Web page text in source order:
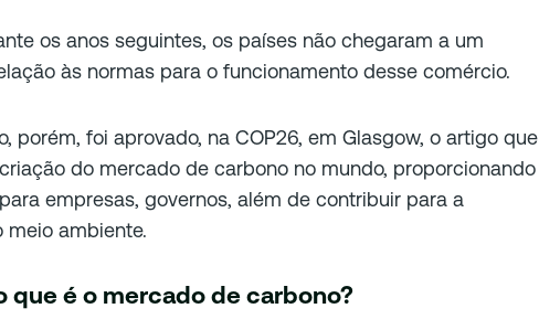
os anos seguintes, os países não chegaram a um
às normas para o funcionamento desse comércio.
porém, foi aprovado, na COP26, em Glasgow, o artigo que
do mercado de carbono no mundo, proporcionando
empresas, governos, além de contribuir para a
meio ambiente.
que é o mercado de carbono?